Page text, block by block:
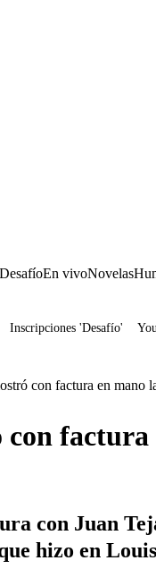
DesafíoEn vivoNovelas
Inscripciones 'Desafío'
con factura en mano
con Juan
hizo en